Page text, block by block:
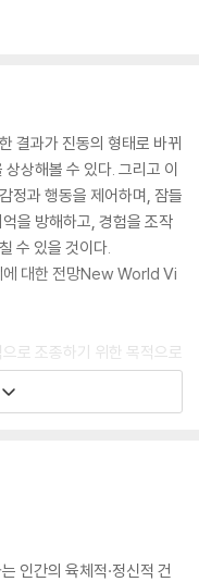
결과가 진동의 형태로 바뀌
상해볼 수 있다. 그리고 이
정과 행동을 제어하며, 잠들
을 방해하고, 경험을 조작
수 있을 것이다.
에 대한 전망New World Vi
로 조종하기 위한 목적으로
리고 연구에 대한 재정적
이 연구하고 있는 인간 정신
교수」중에서
인간의 육체적·정신적 건